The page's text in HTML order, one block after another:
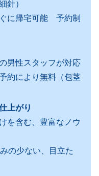
針）
に帰宅可能 予約制
男性スタッフが対応
約により無料（包茎
上がり
を含む、豊富なノウ
の少ない、目立た